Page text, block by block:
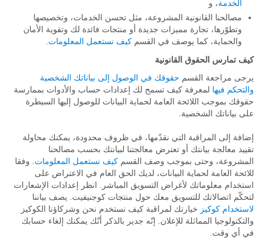
الخدمة، و
مصالحنا القانونية المشروعة، مثل تحسن الخدمات، وتخصيصها
وتطوّرها، تجارة مميزات جديدة أو منتجات فائدة لك وتقوية الأمان
والحماية، كما يوصف في القسمكيف نستعمل المعلومات
كيف تمارس الحقوق القانونية
يرجى مراجعة القسم حقوقك في الوصول إلى بياناتك الشخصية
والتحكم فيها لمعرفة كيف تسمح لك إعدادات حساب والأدوات بممارسة
حقوقك بموجب اللائحة العامة لحماية البيانات للوصول إليها السيطرة
على بياناتك الشخصية.
إضافة إلى المراقبة التي نقدّمها، في ظروف محدودة، يمكنك محاولة
تقييد معالجة بيانتك أو تعترض معالجتنا لبيانتك بحسب مصالحنا
المشروعة، وحتى بموجب وصف القسمكيف نستعمل المعلومات . وفقا
للائحة العامة لحماية البيانات، لديك الحق العام في الاعتراض على
استخدام معلوماتك لأغراض التسويق المباشر. انظر إعدادات الإشعارات
لتحكّم اتصالاتك للتسويق معك حول منتجات كوجنيفيت. يصف بياننا
لاستخدام كوكيز خيارتك لمراقبة كيف نستخدم نحن وشركاؤنا الكوكيز
والتكنولوجيا المماثلة للإعلان. إنّه جدير بالذكر أنّك يمكنك إلغاء حسابك
في أي وقت.